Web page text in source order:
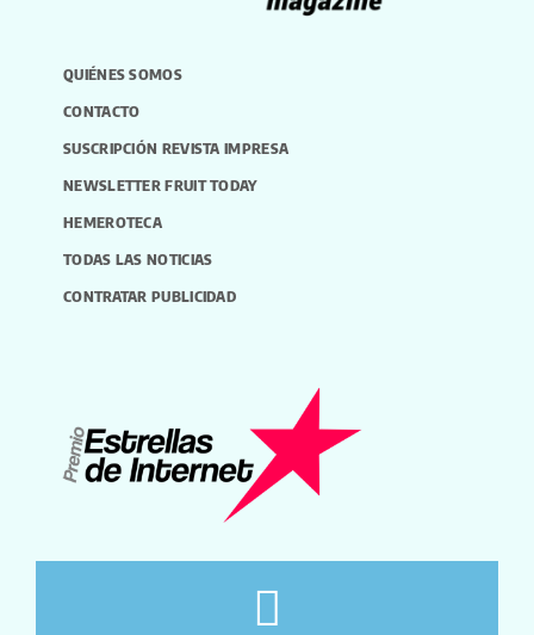
QUIÉNES SOMOS
CONTACTO
SUSCRIPCIÓN REVISTA IMPRESA
NEWSLETTER FRUIT TODAY
HEMEROTECA
TODAS LAS NOTICIAS
CONTRATAR PUBLICIDAD